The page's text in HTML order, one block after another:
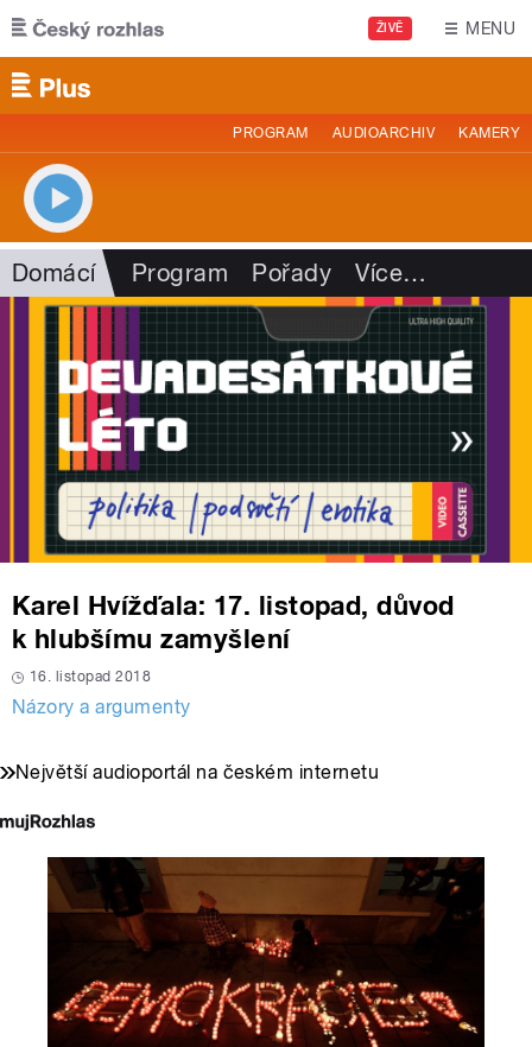
Přejít k hlavnímu obsahu
ŽIVĚ MENU
PROGRAM AUDIOARCHIV KAMERY
Domácí Program Pořady Více…
Karel Hvížďala: 17. listopad, důvod
k hlubšímu zamyšlení
16. listopad 2018
Názory a argumenty
Největší audioportál na českém internetu